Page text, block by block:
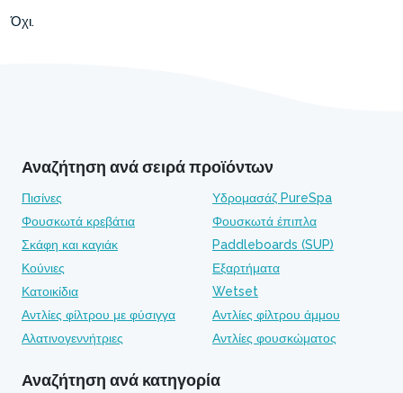
Όχι.
Αναζήτηση ανά σειρά προϊόντων
Πισίνες
Υδρομασάζ PureSpa
Φουσκωτά κρεβάτια
Φουσκωτά έπιπλα
Σκάφη και καγιάκ
Paddleboards (SUP)
Κούνιες
Εξαρτήματα
Κατοικίδια
Wetset
Αντλίες φίλτρου με φύσιγγα
Αντλίες φίλτρου άμμου
Αλατινογεννήτριες
Αντλίες φουσκώματος
Αναζήτηση ανά κατηγορία